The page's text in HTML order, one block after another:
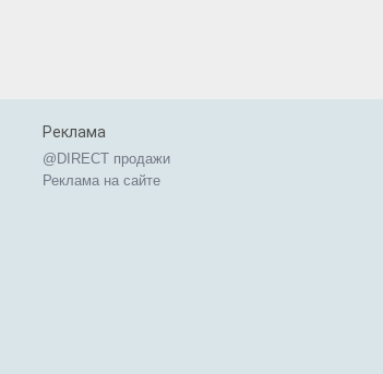
Реклама
@DIRECT продажи
Реклама на сайте